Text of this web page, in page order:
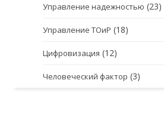
Управление надежностью (23)
Управление ТОиР (18)
Цифровизация (12)
Человеческий фактор (3)